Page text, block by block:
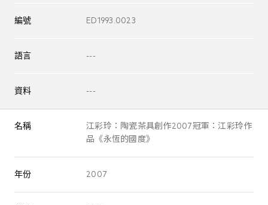
編號 ED1993.0023
語言 ---
資料 ---
名稱
江彩玲：陶瓷茶具創作2007冠軍：江彩玲作
品《永恆的國度》
年份 2007